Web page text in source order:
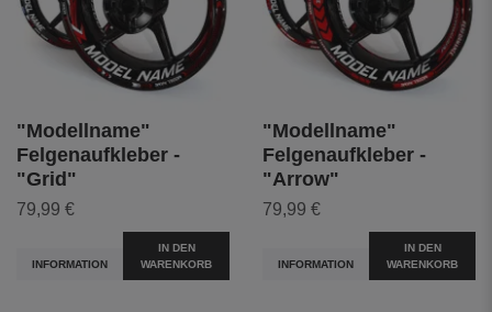
"Modellname"
Felgenaufkleber -
"Grid"
79,99 €
INFORMATION
IN DEN
WARENKORB
"Modellname"
Felgenaufkleber -
"Arrow"
79,99 €
INFORMATION
IN DEN
WARENKORB